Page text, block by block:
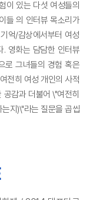
이 있는 다섯 여성들의
들 의 인터뷰 목소리가
억/감상에서부터 여성
. 영화는 담담한 인터뷰
로 그녀들의 경험 혹은
전히 여성 개인의 사적
감과 더불어 \"여전히
지)\"라는 질문을 곱씹